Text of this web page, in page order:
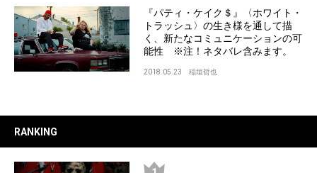
『パティ・ケイク＄』〈ホワイト・
トラッシュ〉の生き様を通して描
く、新たなコミュニケーションの可
能性 ※注！ネタバレ含みます。
2018.05.23 稲垣哲也
RANKING